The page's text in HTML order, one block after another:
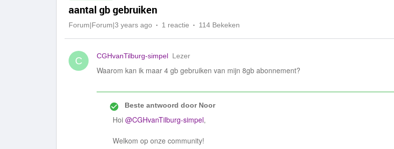
aantal gb gebruiken
Forum|Forum|3 years ago 1 reactie 114 Bekeken
C CGHvanTilburg-simpel Lezer
Waarom kan ik maar 4 gb gebruiken van mijn 8gb abonnement?
Beste antwoord doorNoor
Hoi @CGHvanTilburg-simpel,
Welkom op onze community!